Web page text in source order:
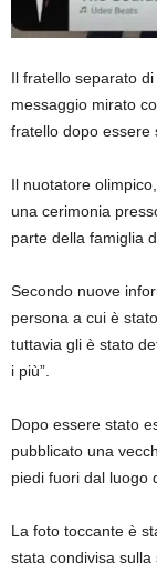
Il fratello separato
messaggio mirato
fratello dopo essere
Il nuotatore
una cerimonia
parte della famiglia
Secondo nuove
persona a cui è
tuttavia gli è stato
i più”.
Dopo essere stato
pubblicato una
piedi fuori dal luogo
La foto toccante è
stata condivisa